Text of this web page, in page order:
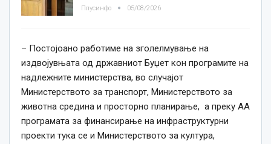
Плусинфо 05/08/2026
– Постојоано работиме на зголелмување на
издвојувњата од државниот Буџет кон програмите на
надлежните министерства, во случајот
Министерството за транспорт, Министерството за
животна средина и просторно планирање, а преку АА
програмата за финансирање на инфраструктурни
проекти тука се и Министерството за култура,